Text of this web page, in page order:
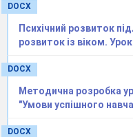
DOCX
Психічний розвиток
розвиток із віком.
DOCX
Методична розробка
"Умови успішного
DOCX